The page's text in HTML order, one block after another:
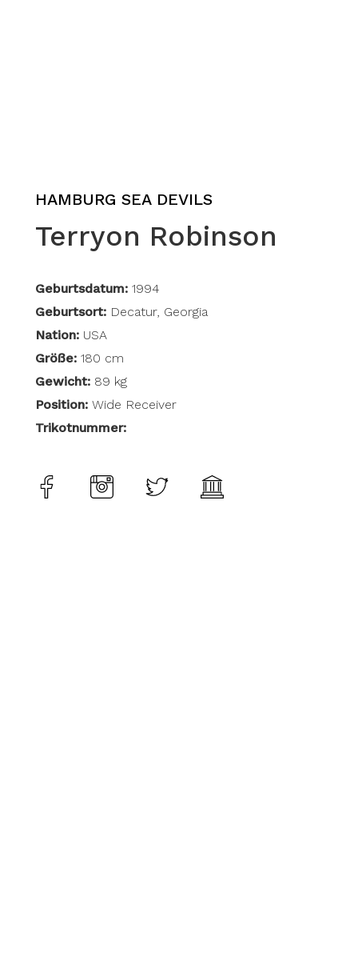
HAMBURG SEA DEVILS
Terryon Robinson
Geburtsdatum:1994
Geburtsort:Decatur, Georgia
Nation:USA
Größe:180 cm
Gewicht:89 kg
Position:Wide Receiver
Trikotnummer: